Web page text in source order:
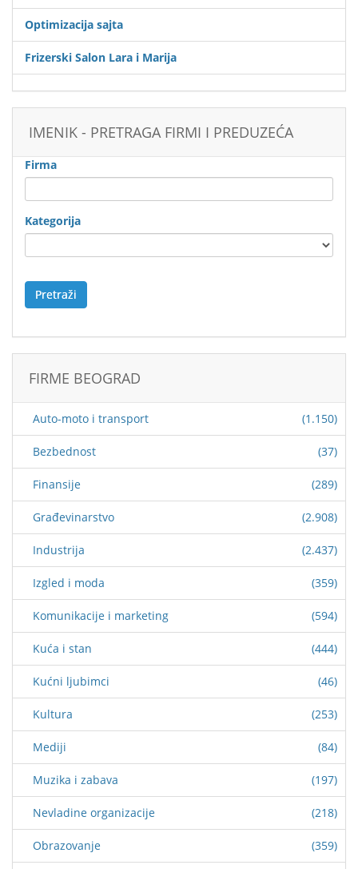
Optimizacija sajta
Frizerski Salon Lara i Marija
IMENIK - PRETRAGA FIRMI I PREDUZEĆA
Firma
Kategorija
Pretraži
FIRME BEOGRAD
Auto-moto i transport (1.150)
Bezbednost (37)
Finansije (289)
Građevinarstvo (2.908)
Industrija (2.437)
Izgled i moda (359)
Komunikacije i marketing (594)
Kuća i stan (444)
Kućni ljubimci (46)
Kultura (253)
Mediji (84)
Muzika i zabava (197)
Nevladine organizacije (218)
Obrazovanje (359)